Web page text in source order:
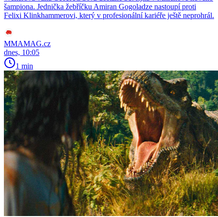
šampiona. Jednička žebříčku Amiran Gogoladze nastoupí proti
Felixi Klinkhammerovi, který v profesionální kariéře ještě neprohrál.
MMAMAG.cz
dnes, 10:05
1 min